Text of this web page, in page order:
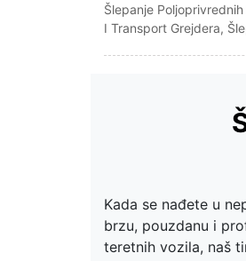
Šlepanje Poljoprivrednih
I Transport Grejdera,
Kada se nađete u
brzu, pouzdanu i
teretnih vozila, naš